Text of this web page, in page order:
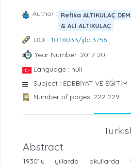
Author : Refika ALTIKULAÇ
& ALİ ALTIKULAÇ
DOI : 10.18033/ijla.3756
Year-Number: 2017-20
Language : null
Subject : EDEBİYAT VE EĞİTİM
Number of pages: 222-229
Abstract
1930’lu yıllarda okullarda